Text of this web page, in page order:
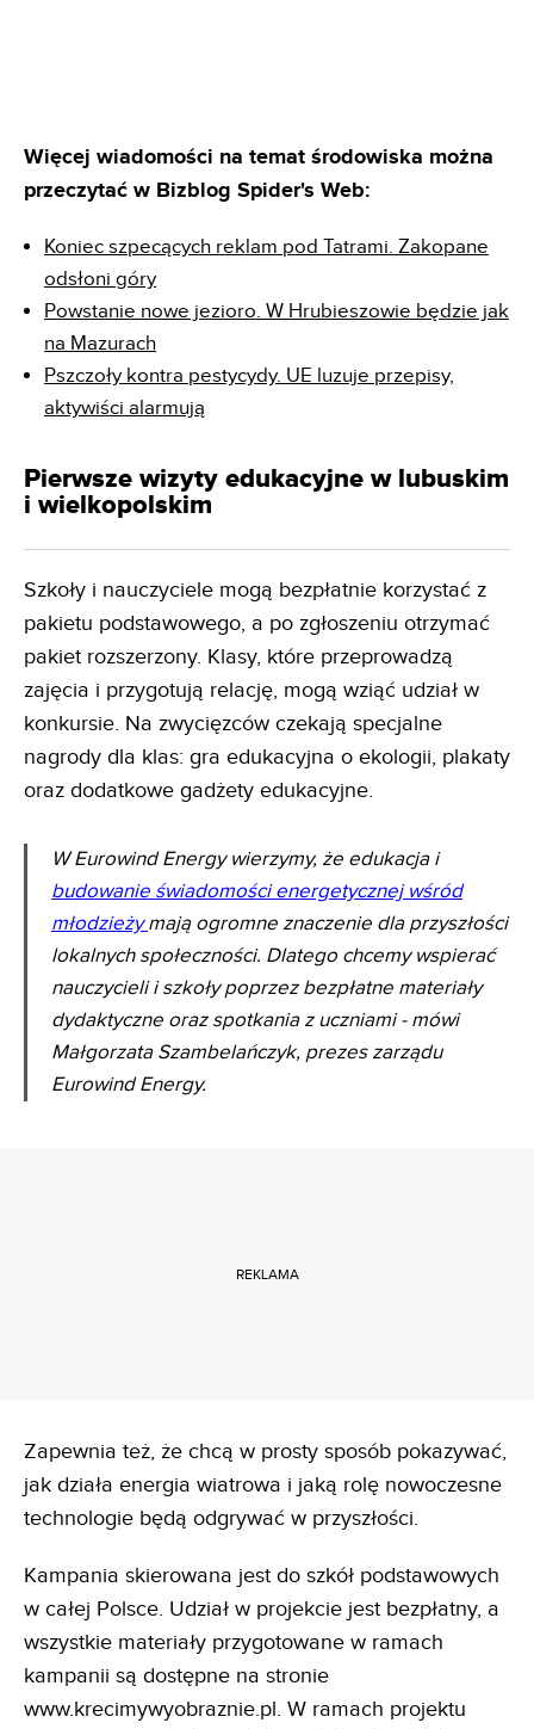
Więcej wiadomości na temat środowiska można
przeczytać w Bizblog Spider's Web:
Koniec szpecących reklam pod Tatrami. Zakopane
odsłoni góry
Powstanie nowe jezioro. W Hrubieszowie będzie jak
na Mazurach
Pszczoły kontra pestycydy. UE luzuje przepisy,
aktywiści alarmują
Pierwsze wizyty edukacyjne w lubuskim
i wielkopolskim
Szkoły i nauczyciele mogą bezpłatnie korzystać z
pakietu podstawowego, a po zgłoszeniu otrzymać
pakiet rozszerzony. Klasy, które przeprowadzą
zajęcia i przygotują relację, mogą wziąć udział w
konkursie. Na zwycięzców czekają specjalne
nagrody dla klas: gra edukacyjna o ekologii, plakaty
oraz dodatkowe gadżety edukacyjne.
W Eurowind Energy wierzymy, że edukacja i
budowanie świadomości energetycznej wśród
młodzieżymają ogromne znaczenie dla przyszłości
lokalnych społeczności. Dlatego chcemy wspierać
nauczycieli i szkoły poprzez bezpłatne materiały
dydaktyczne oraz spotkania z uczniami - mówi
Małgorzata Szambelańczyk, prezes zarządu
Eurowind Energy.
REKLAMA
Zapewnia też, że chcą w prosty sposób pokazywać,
jak działa energia wiatrowa i jaką rolę nowoczesne
technologie będą odgrywać w przyszłości.
Kampania skierowana jest do szkół podstawowych
w całej Polsce. Udział w projekcie jest bezpłatny, a
wszystkie materiały przygotowane w ramach
kampanii są dostępne na stronie
www.krecimywyobraznie.pl. W ramach projektu